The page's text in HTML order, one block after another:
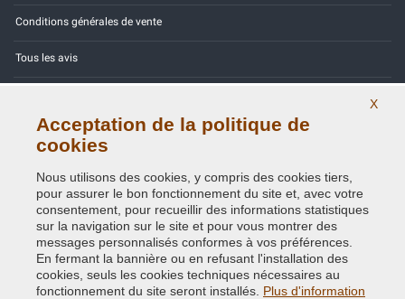
Conditions générales de vente
Tous les avis
Contactez-nous
Politique de confidentialité - RGPD
Copyright © 2014 - 2026. All Rights Reserved.
X
Acceptation de la politique de
cookies
Nous utilisons des cookies, y compris des cookies tiers,
pour assurer le bon fonctionnement du site et, avec votre
consentement, pour recueillir des informations statistiques
sur la navigation sur le site et pour vous montrer des
messages personnalisés conformes à vos préférences.
En fermant la bannière ou en refusant l'installation des
cookies, seuls les cookies techniques nécessaires au
fonctionnement du site seront installés. Plus d'information